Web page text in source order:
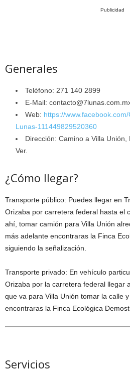
Publicidad
Generales
Teléfono: 271 140 2899
E-Mail:
Web: https://
Lunas-111449829520360
Dirección: Camino a Villa
Ver.
¿Cómo llegar?
Transporte público: Puedes llegar en
Orizaba por carretera federal hasta el
ahí, tomar camión para Villa Unión
más adelante encontraras la Finca
siguiendo la señalización.
Transporte privado: En vehículo
Orizaba por la carretera federal llegar
que va para Villa Unión tomar la calle
encontraras la Finca Ecológica
Servicios